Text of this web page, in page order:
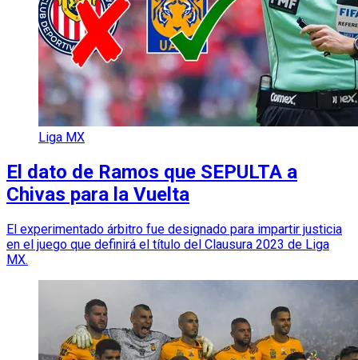
Liga MX
El dato de Ramos que SEPULTA a
Chivas para la Vuelta
El experimentado árbitro fue designado para impartir justicia
en el juego que definirá el título del Clausura 2023 de Liga
MX.